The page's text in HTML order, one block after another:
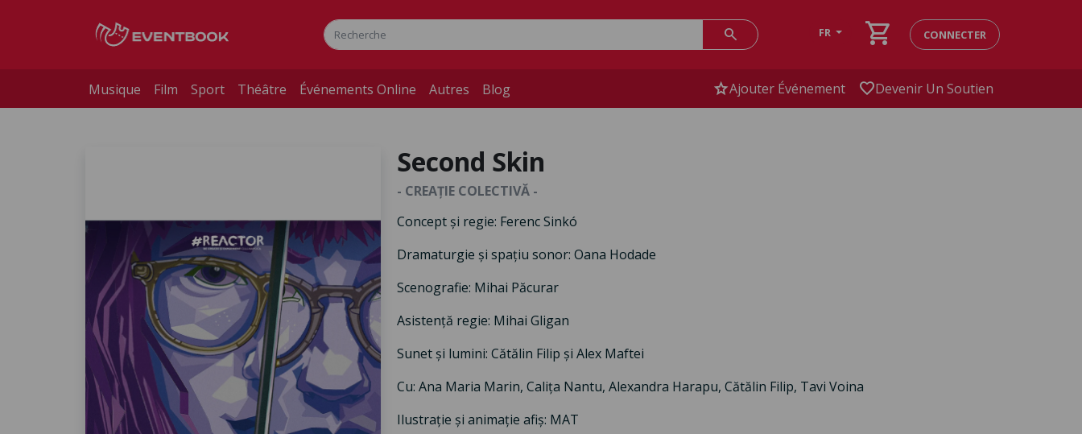
search FR shopping_cart CONNECTER
Musique Film Sport Théâtre Événements Online Autres Blog starAjouter Événement favoriteDevenir Un Soutien
Second Skin
- CREAȚIE COLECTIVĂ -
Concept și regie: Ferenc Sinkó
Dramaturgie și spațiu sonor: Oana Hodade
Scenografie: Mihai Păcurar
Asistență regie: Mihai Gligan
Sunet și lumini: Cătălin Filip și Alex Maftei
Cu: Ana Maria Marin, Calița Nantu, Alexandra Harapu, Cătălin Filip, Tavi Voina
Ilustrație și animație afiș: MAT